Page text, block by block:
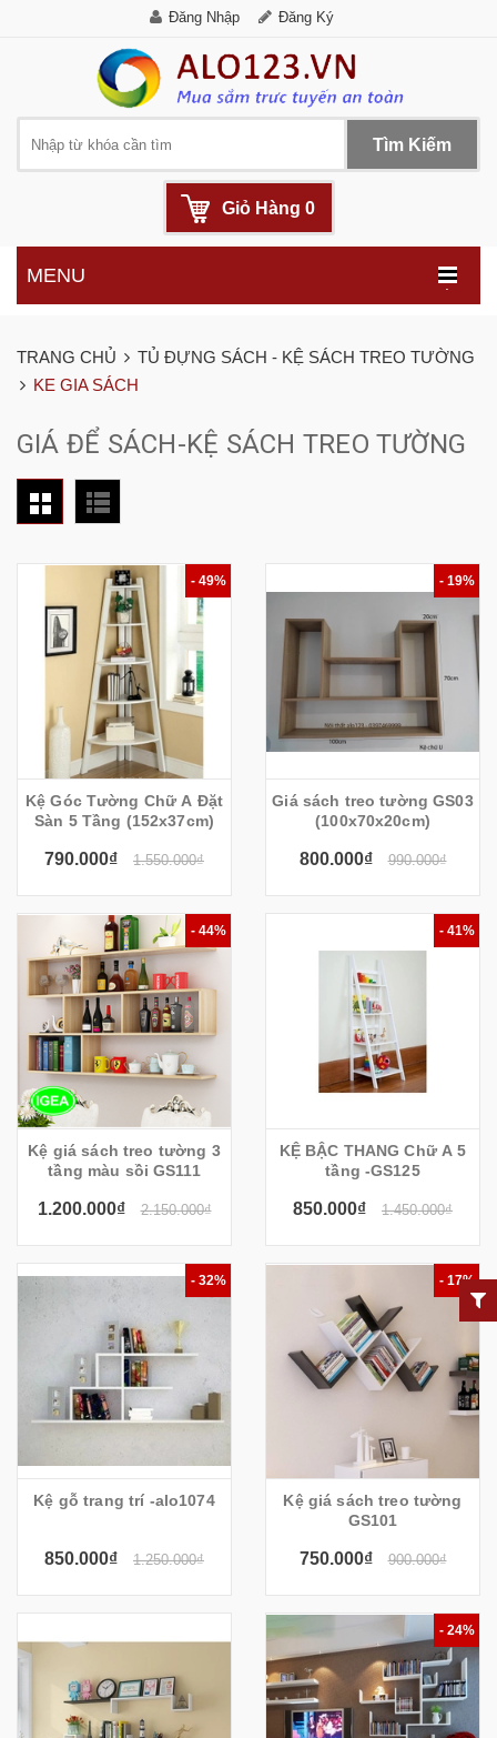
Đăng Nhập Đăng Ký
Tìm Kiếm
Giỏ Hàng 0
.
MENU
TRANG CHỦ
TỦ ĐỰNG SÁCH - KỆ SÁCH TREO TƯỜNG
KE GIA SÁCH
GIÁ ĐỂ SÁCH-KỆ SÁCH TREO TƯỜNG
- 49%
Kệ Góc Tường Chữ A Đặt
Sàn 5 Tầng (152x37cm)
790.000₫ 1.550.000₫
- 19%
Giá sách treo tường GS03
(100x70x20cm)
800.000₫ 990.000₫
- 44%
Kệ giá sách treo tường 3
tầng màu sồi GS111
1.200.000₫ 2.150.000₫
- 41%
KỆ BẬC THANG Chữ A 5
tầng -GS125
850.000₫ 1.450.000₫
- 32%
Kệ gỗ trang trí -alo1074
850.000₫ 1.250.000₫
- 17%
Kệ giá sách treo tường
GS101
750.000₫ 900.000₫
- 24%